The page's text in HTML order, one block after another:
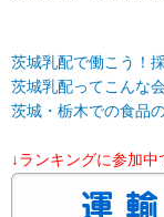
茨城乳配で働こう！
茨城乳配ってこんな
茨城・栃木での食品
↓ランキングに参加